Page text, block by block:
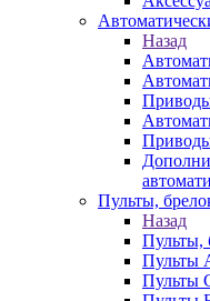
Назад
Приводы
Приводы
Пульты,
Назад
Пульты,
Пульты
Пульты